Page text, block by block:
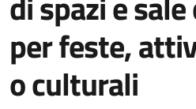
per feste,
o culturali